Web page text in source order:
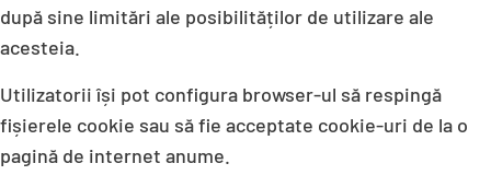
după sine limitări ale posibilităților de utilizare ale
acesteia.
Utilizatorii își pot configura browser-ul să respingă
fișierele cookie sau să fie acceptate cookie-uri de la o
pagină de internet anume.